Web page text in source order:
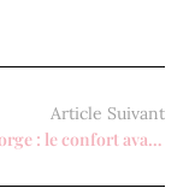
Article Suivant
Soutien-gorge : le confort avant tout